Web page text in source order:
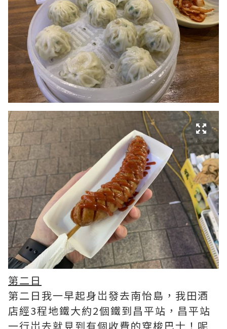
第二日
第二日我一早起身岀發去南怡島，我田酒
店經3程地鐵大約2個鐵到昌平站，昌平站
一行岀去就見到有個收費的穿梭巴士！呢